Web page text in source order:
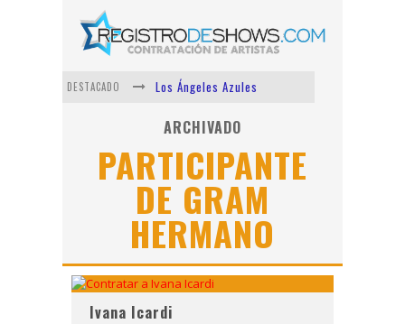
DESTACADO
Los Ángeles Azules
Shows via streaming
Lit Killah
Nicki Nicole
Duki
Vi Em
ARCHIVADO
PARTICIPANTE
DE GRAM
HERMANO
Ivana Icardi